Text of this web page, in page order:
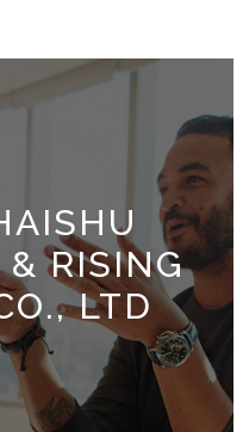
& RISING
LTD